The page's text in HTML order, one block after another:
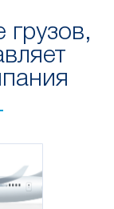
грузов,